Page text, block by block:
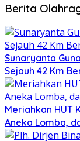
Berita
Sunaryanta
Sejauh 42 Km
Meriahkan HUT
Aneka Lomba,